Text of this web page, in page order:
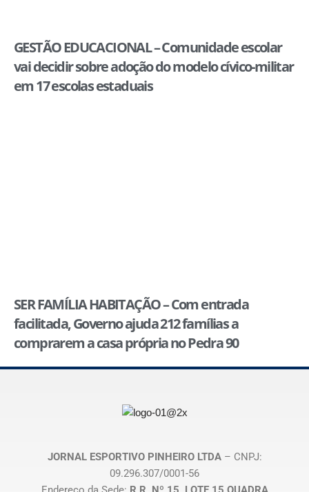
GESTÃO EDUCACIONAL – Comunidade escolar
vai decidir sobre adoção do modelo cívico-militar
em 17 escolas estaduais
SER FAMÍLIA HABITAÇÃO – Com entrada
facilitada, Governo ajuda 212 famílias a
comprarem a casa própria no Pedra 90
JORNAL ESPORTIVO PINHEIRO LTDA– CNPJ:
09.296.307/0001-56